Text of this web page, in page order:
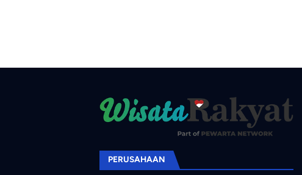
PERUSAHAAN